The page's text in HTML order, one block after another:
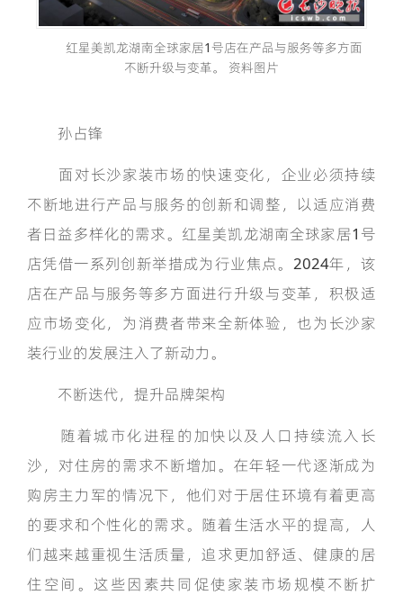
红星美凯龙湖南全球家居1号店在产品与服务等多方面
不断升级与变革。 资料图片
孙占锋
面对长沙家装市场的快速变化，企业必须持续
不断地进行产品与服务的创新和调整，以适应消费
者日益多样化的需求。红星美凯龙湖南全球家居1号
店凭借一系列创新举措成为行业焦点。2024年，该
店在产品与服务等多方面进行升级与变革，积极适
应市场变化，为消费者带来全新体验，也为长沙家
装行业的发展注入了新动力。
不断迭代，提升品牌架构
随着城市化进程的加快以及人口持续流入长
沙，对住房的需求不断增加。在年轻一代逐渐成为
购房主力军的情况下，他们对于居住环境有着更高
的要求和个性化的需求。随着生活水平的提高，人
们越来越重视生活质量，追求更加舒适、健康的居
住空间。这些因素共同促使家装市场规模不断扩